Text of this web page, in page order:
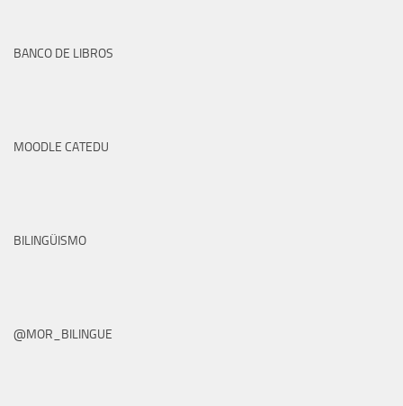
BANCO DE LIBROS
MOODLE CATEDU
BILINGÜISMO
@MOR_BILINGUE